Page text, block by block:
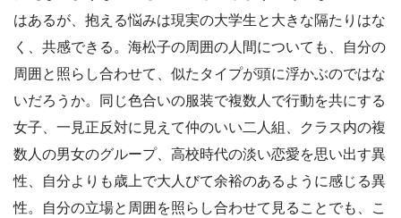
はあるが、抱える悩みは現実の大学生と大きな隔たりはな
く、共感できる。海松子の周囲の人間についても、自分の
周囲と照らし合わせて、似たタイプが頭に浮かぶのではな
いだろうか。同じ色合いの服装で複数人で行動を共にする
女子、一見正反対に見えて仲のいい二人組、クラス内の複
数人の男女のグループ、高校時代の淡い恋愛を思い出す異
性、自分よりも歳上で大人びて余裕のあるように感じる異
性。自分の立場と周囲を照らし合わせて見ることでも、こ